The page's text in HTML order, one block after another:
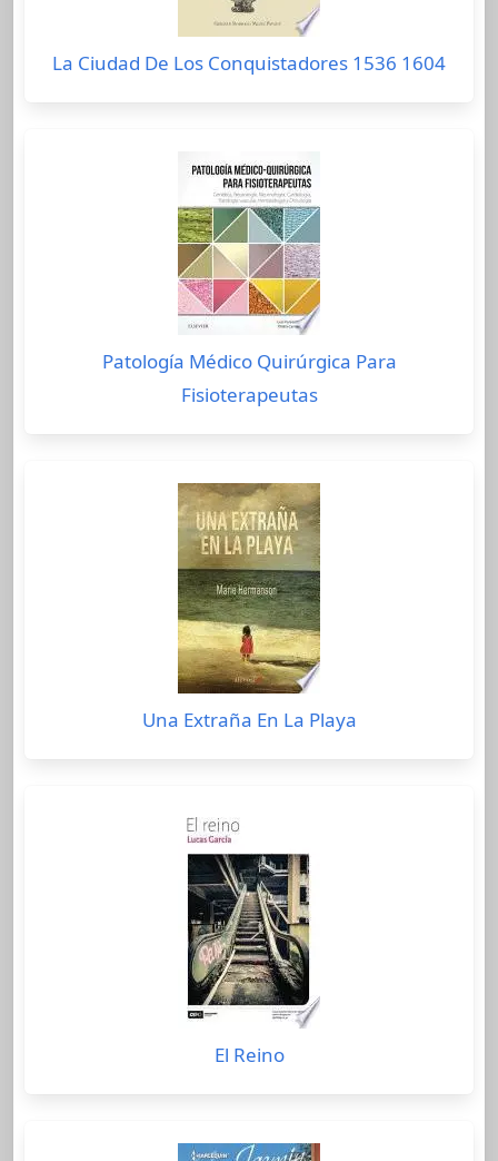
La Ciudad De Los Conquistadores 1536 1604
Patología Médico Quirúrgica Para
Fisioterapeutas
Una Extraña En La Playa
El Reino